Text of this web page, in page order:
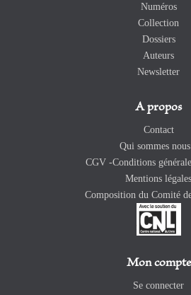
Numéros
Collection
Dossiers
Auteurs
Newsletter
A propos
Contact
Qui sommes
CGV -Conditions
Mentions légales
Composition du Comité
Mon compte
Se connecter